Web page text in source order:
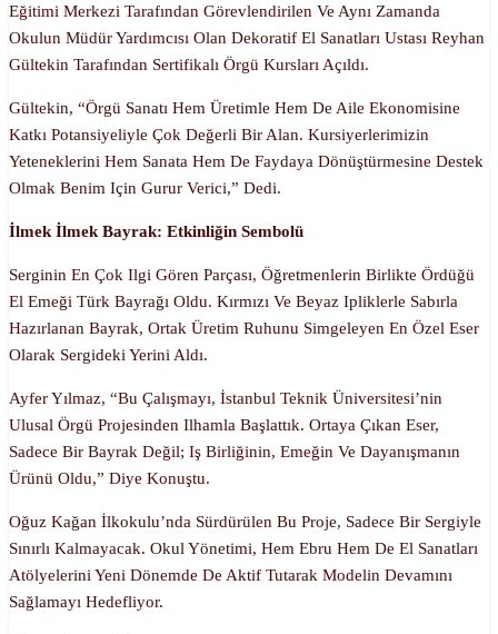
Eğitimi Merkezi Tarafından Görevlendirilen Ve Aynı Zamanda
Okulun Müdür Yardımcısı Olan Dekoratif El Sanatları Ustası Reyhan
Gültekin Tarafından Sertifikalı Örgü Kursları Açıldı.
Gültekin, “Örgü Sanatı Hem Üretimle Hem De Aile Ekonomisine
Katkı Potansiyeliyle Çok Değerli Bir Alan. Kursiyerlerimizin
Yeteneklerini Hem Sanata Hem De Faydaya Dönüştürmesine Destek
Olmak Benim Için Gurur Verici,” Dedi.
İlmek İlmek Bayrak: Etkinliğin Sembolü
Serginin En Çok Ilgi Gören Parçası, Öğretmenlerin Birlikte Ördüğü
El Emeği Türk Bayrağı Oldu. Kırmızı Ve Beyaz Ipliklerle Sabırla
Hazırlanan Bayrak, Ortak Üretim Ruhunu Simgeleyen En Özel Eser
Olarak Sergideki Yerini Aldı.
Ayfer Yılmaz, “Bu Çalışmayı, İstanbul Teknik Üniversitesi’nin
Ulusal Örgü Projesinden Ilhamla Başlattık. Ortaya Çıkan Eser,
Sadece Bir Bayrak Değil; Iş Birliğinin, Emeğin Ve Dayanışmanın
Ürünü Oldu,” Diye Konuştu.
Oğuz Kağan İlkokulu’nda Sürdürülen Bu Proje, Sadece Bir Sergiyle
Sınırlı Kalmayacak. Okul Yönetimi, Hem Ebru Hem De El Sanatları
Atölyelerini Yeni Dönemde De Aktif Tutarak Modelin Devamını
Sağlamayı Hedefliyor.